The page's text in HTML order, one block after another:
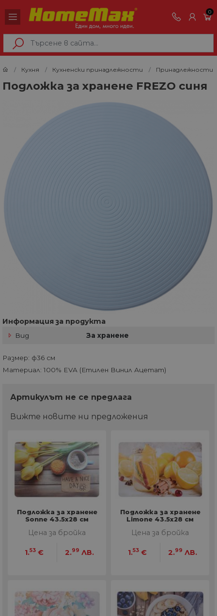
0
Кухня Кухненски принадлежности Принадлежности
Подложка за хранене FREZO синя
Информация за продукта
Вид За хранене
Размер: ф36 см
Материал: 100% EVA (Етилен Винил Ацетат)
Артикулът не се предлага
Вижте новите ни предложения
Подложка за хранене
Sonne 43.5x28 см
Цена за бройка
1.53 € 2.99 ЛВ.
Подложка за хранене
Limone 43.5x28 см
Цена за бройка
1.53 € 2.99 ЛВ.